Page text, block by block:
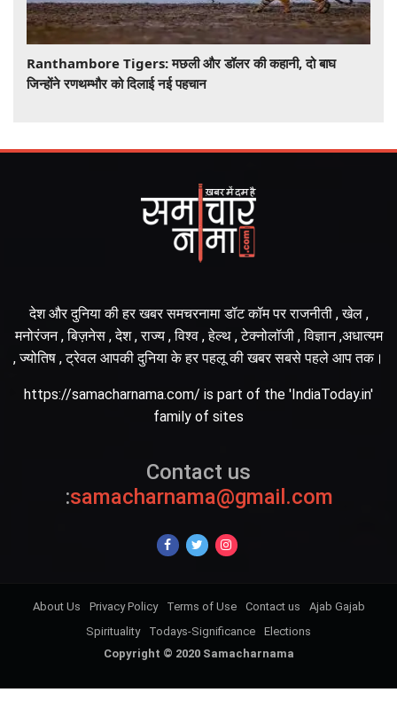
Ranthambore Tigers: मछली और डॉलर की कहानी, दो बाघ
जिन्होंने रणथम्भौर को दिलाई नई पहचान
देश और दुनिया की हर खबर समचरनामा डॉट कॉम पर राजनीती , खेल ,
मनोरंजन , बिज़नेस , देश , राज्य , विश्व , हेल्थ , टेक्नोलॉजी , विज्ञान ,अधात्यम
, ज्योतिष , ट्रेवल आपकी दुनिया के हर पहलू की खबर सबसे पहले आप तक।
https://samacharnama.com/ is part of the 'IndiaToday.in'
family of sites
Contact us
:samacharnama@gmail.com
Copyright © 2020 Samacharnama
About Us Privacy Policy Terms of Use Contact us
Ajab Gajab
Spirituality
Todays-Significance Elections